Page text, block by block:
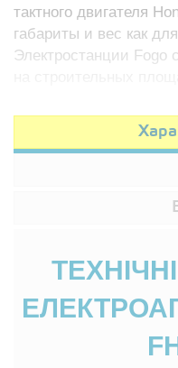
тактного двигателя
габариты и вес как
Электростанции